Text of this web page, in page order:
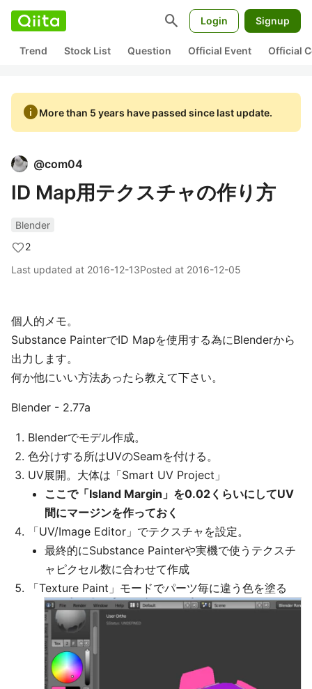
search Login Signup
Trend Stock List Question Official Event Official
infoMore than 5 years have passed since last update.
@com04
ID Map用テクスチャの作り方
Blender
2
Last updated at 2016-12-13Posted at 2016-12-05
個人的メモ。
Substance PainterでID Mapを使用する為にBlenderから
出力します。
何か他にいい方法あったら教えて下さい。
Blender - 2.77a
Blenderでモデル作成。
色分けする所はUVのSeamを付ける。
UV展開。大体は「Smart UV Project」
ここで「Island Margin」を0.02くらいにしてUV
間にマージンを作っておく
「UV/Image Editor」でテクスチャを設定。
最終的にSubstance Painterや実機で使うテクスチ
ャピクセル数に合わせて作成
「Texture Paint」モードでパーツ毎に違う色を塗る